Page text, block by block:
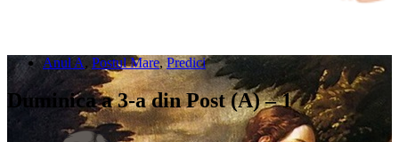
Anul A, Postul Mare,Predici
Duminica a 3-a din Post (A) – 1